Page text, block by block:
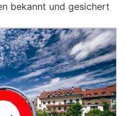
bekannt und gesichert